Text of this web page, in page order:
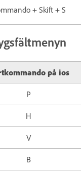
+ Skift + S
på ios
P
H
V
B